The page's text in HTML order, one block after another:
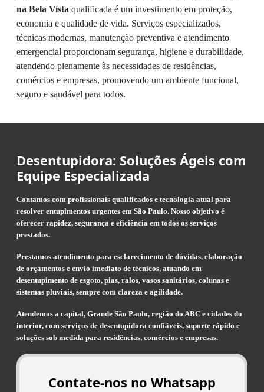
na Bela Vista qualificada é um investimento em proteção,
economia e qualidade de vida. Serviços especializados,
técnicas modernas, manutenção preventiva e atendimento
emergencial proporcionam segurança, higiene e durabilidade,
atendendo plenamente às necessidades de residências,
comércios e empresas, promovendo um ambiente funcional,
seguro e saudável para todos.
Desentupidora: Soluções Ágeis com
Equipe Especializada
Contamos com profissionais qualificados e tecnologia atual para
resolver entupimentos urgentes em São Paulo. Nosso objetivo é
oferecer rapidez, segurança e eficiência em todos os serviços
prestados.
Prestamos atendimento para esclarecimento de dúvidas, elaboração
de orçamentos e envio imediato de técnicos, atuando em
desentupimento de esgoto, pias, ralos, vasos sanitários, colunas e
sistemas pluviais, sempre com clareza e agilidade.
Atendemos a capital, Grande São Paulo, região do ABC e cidades do
interior, com serviços de desentupidora confiáveis, suporte rápido e
soluções sob medida para residências, comércios e empresas.
Contate-nos no Whatsapp